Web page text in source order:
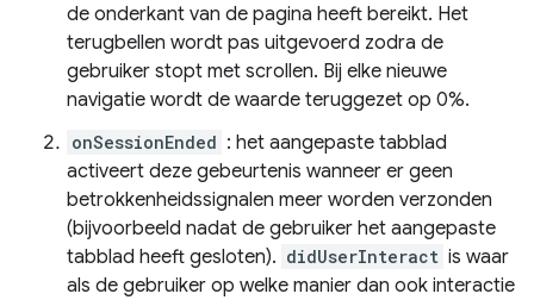
de onderkant van de pagina heeft bereikt. Het
terugbellen wordt pas uitgevoerd zodra de
gebruiker stopt met scrollen. Bij elke nieuwe
navigatie wordt de waarde teruggezet op 0%.
onSessionEnded : het aangepaste tabblad
activeert deze gebeurtenis wanneer er geen
betrokkenheidssignalen meer worden verzonden
(bijvoorbeeld nadat de gebruiker het aangepaste
tabblad heeft gesloten). didUserInteract is waar
als de gebruiker op welke manier dan ook interactie